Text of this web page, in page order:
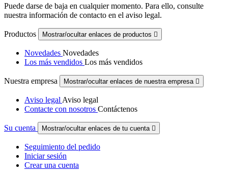
Puede darse de baja en cualquier momento. Para ello, consulte
nuestra información de contacto en el aviso legal.
Productos Mostrar/ocultar enlaces de productos 
Novedades Novedades
Los más vendidos Los más vendidos
Nuestra empresa Mostrar/ocultar enlaces de nuestra empresa 
Aviso legal Aviso legal
Contacte con nosotros Contáctenos
Su cuenta Mostrar/ocultar enlaces de tu cuenta 
Seguimiento del pedido
Iniciar sesión
Crear una cuenta